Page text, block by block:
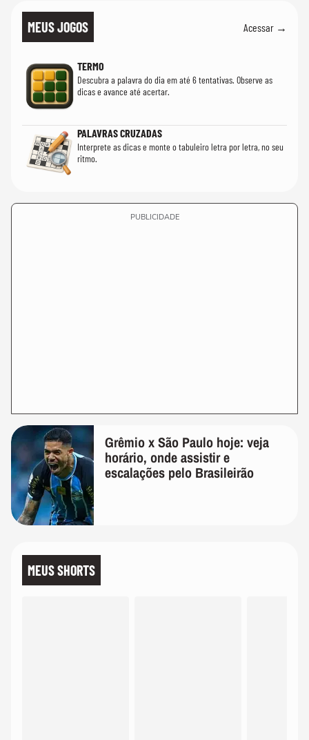
MEUS JOGOS Acessar →
TERMO
Descubra a palavra do dia em até 6 tentativas. Observe as
dicas e avance até acertar.
PALAVRAS CRUZADAS
Interprete as dicas e monte o tabuleiro letra por letra, no seu
ritmo.
PUBLICIDADE
Grêmio x São Paulo hoje: veja
horário, onde assistir e
escalações pelo Brasileirão
MEUS SHORTS